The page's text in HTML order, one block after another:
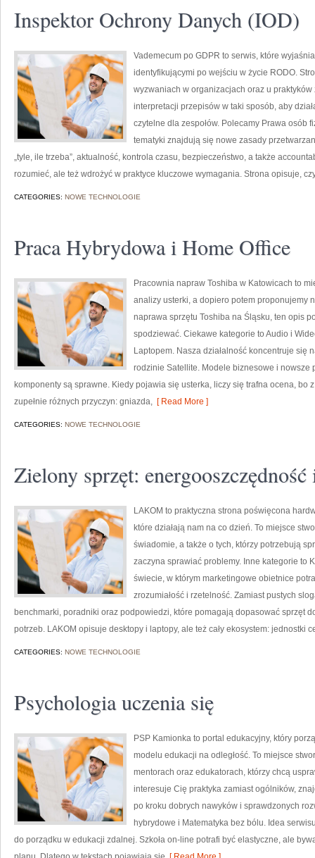
Inspektor Ochrony Danych (IOD)
Vademecum po GDPR to serwis, które
identyfikującymi po wejściu w życie RODO.
wyzwaniach w organizacjach oraz u
interpretacji przepisów w taki sposób, aby
czytelne dla zespołów. Polecamy Prawa osób
tematyki znajdują się nowe zasady
„tyle, ile trzeba”, aktualność, kontrola czasu, bezpieczeństwo, a także
rozumieć, ale też wdrożyć w praktyce kluczowe wymagania. Strona opisuje,
CATEGORIES: NOWE TECHNOLOGIE
Praca Hybrydowa i Home Office
Pracownia napraw Toshiba w Katowicach to
analizy usterki, a dopiero potem proponujemy
naprawa sprzętu Toshiba na Śląsku, ten opis
spodziewać. Ciekawe kategorie to Audio i
Laptopem. Nasza działalność koncentruje się
rodzinie Satellite. Modele biznesowe i nowsze
komponenty są sprawne. Kiedy pojawia się usterka, liczy się trafna ocena, bo
zupełnie różnych przyczyn: gniazda, [ Read More ]
CATEGORIES: NOWE TECHNOLOGIE
Zielony sprzęt:
LAKOM to praktyczna strona poświęcona
które działają nam na co dzień. To miejsce
świadomie, a także o tych, którzy potrzebują
zaczyna sprawiać problemy. Inne kategorie to
świecie, w którym marketingowe obietnice
zrozumiałość i rzetelność. Zamiast pustych
benchmarki, poradniki oraz podpowiedzi, które pomagają dopasować sprzęt
potrzeb. LAKOM opisuje desktopy i laptopy, ale też cały ekosystem: jednostki
CATEGORIES: NOWE TECHNOLOGIE
Psychologia uczenia się
PSP Kamionka to portal edukacyjny, który
modelu edukacji na odległość. To miejsce
mentorach oraz edukatorach, którzy chcą
interesuje Cię praktyka zamiast ogólników,
po kroku dobrych nawyków i sprawdzonych
hybrydowe i Matematyka bez bólu. Idea
do porządku w edukacji zdalnej. Szkoła on-line potrafi być elastyczne, ale